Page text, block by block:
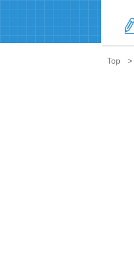
Top